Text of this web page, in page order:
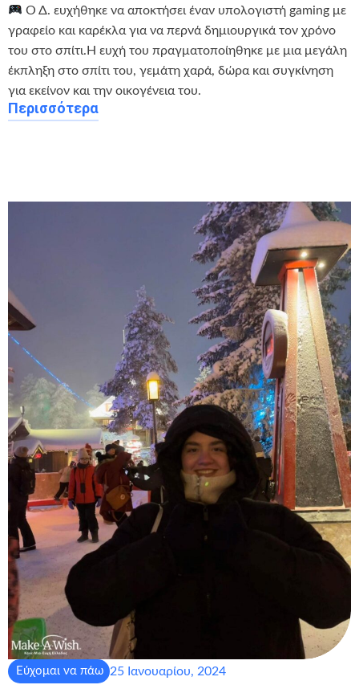
Ο Δ. ευχήθηκε να αποκτήσει έναν υπολογιστή gaming με
γραφείο και καρέκλα για να περνά δημιουργικά τον χρόνο
του στο σπίτι.Η ευχή του πραγματοποίηθηκε με μια μεγάλη
έκπληξη στο σπίτι του, γεμάτη χαρά, δώρα και συγκίνηση
για εκείνον και την οικογένεια του.
Περισσότερα
Εύχομαι να πάω 25 Ιανουαρίου, 2024